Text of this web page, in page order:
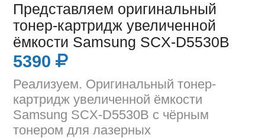
Представляем оригинальный
тонер-картридж увеличенной
ёмкости Samsung SCX-D5530B
5390
Реализуем. Оригинальный тонер-
картридж увеличенной ёмкости
Samsung SCX-D5530B с чёрным
тонером для лазерных